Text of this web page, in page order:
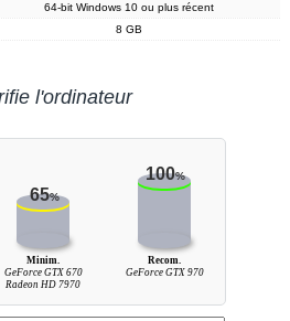
64-bit Windows 10 ou plus récent
8 GB
l'ordinateur
65%
100%
Minim.
GeForce GTX 670
Radeon HD 7970
Recom.
GeForce GTX 970